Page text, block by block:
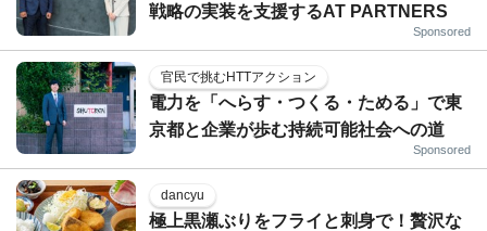
戦略の実装を支援するAT PARTNERS
Sponsored
官民で挑むHTTアクション
電力を「へらす・つくる・ためる」で東
京都と企業が歩む持続可能社会への道
Sponsored
dancyu
極上黒瀬ぶりをフライと刺身で！贅沢な